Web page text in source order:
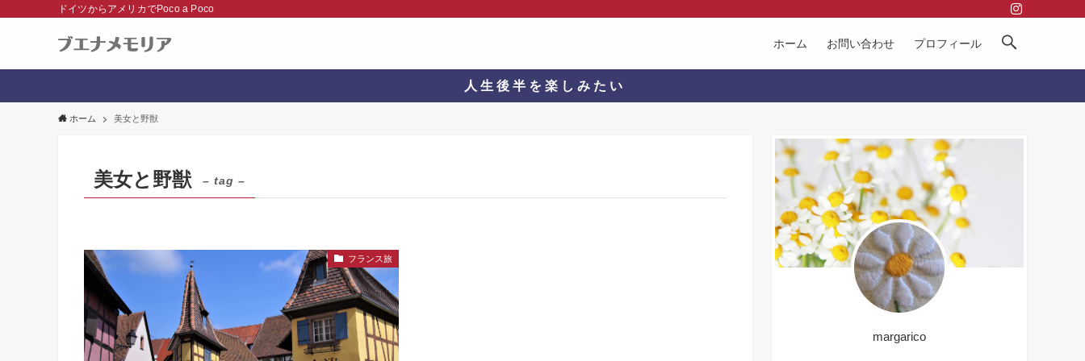
ドイツからアメリカでPoco a Poco
ホーム お問い合わせ プロフィール
人 生 後 半 を 楽 し み た い
ホーム 美女と野獣
美女と野獣 – tag –
フランス旅
margarico